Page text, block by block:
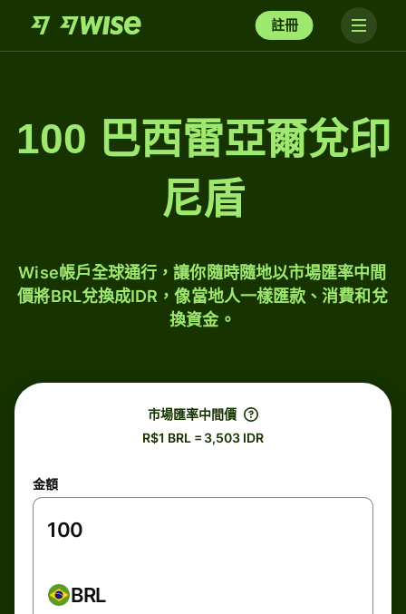
註冊
100 巴西雷亞爾兌印
尼盾
Wise帳戶全球通行，讓你隨時隨地以市場匯率中間
價將BRL兌換成IDR，像當地人一樣匯款、消費和兌
換資金。
市場匯率中間價
R$1 BRL = 3,503 IDR
金額
BRL